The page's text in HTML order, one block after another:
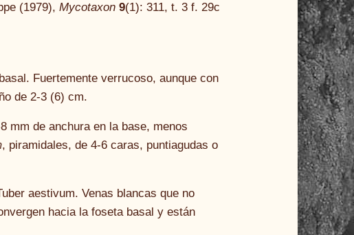
(1979), Mycotaxon 9(1): 311, t. 3 f. 29c
Fuertemente verrucoso, aunque con
de 2-3 (6) cm.
mm de anchura en la base, menos
, piramidales, de 4-6 caras, puntiagudas o
aestivum. Venas blancas que no
hacia la foseta basal y están